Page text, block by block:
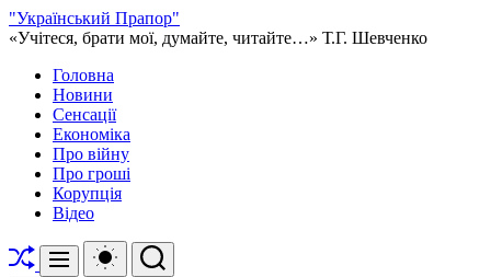
Перейти
до
"Український Прапор"
«Учітеся, брати мої, думайте, читайте…» Т.Г. Шевченко
Головна
Новини
Сенсації
Економіка
Про війну
Про гроші
Корупція
Відео
Перетасувати
Меню
Перемикач
кольорового
Пошук